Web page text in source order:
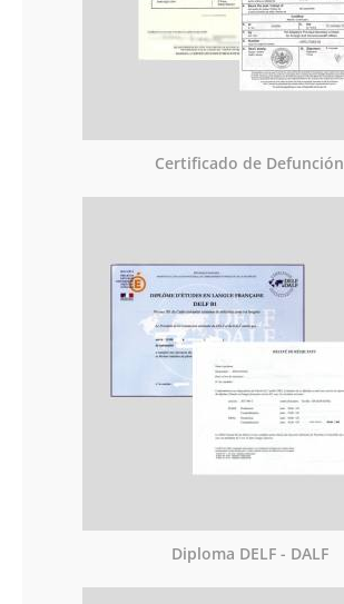
Certificado de Defunción
Diploma DELF - DALF